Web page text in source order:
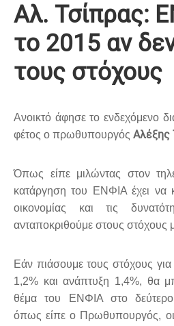
Aλ. Τσίπρας:
το 2015 αν
τους στόχους
Ανοικτό άφησε το ενδεχόμενο
φέτος ο πρωθυπουργός Αλέξης
Όπως είπε μιλώντας στον
κατάργηση του ΕΝΦΙΑ έχει να
οικονομίας και τις
ανταποκριθούμε στους στόχους
Εάν πιάσουμε τους στόχους
1,2% και ανάπτυξη 1,4%, θα
θέμα του ΕΝΦΙΑ στο δεύτερο
όπως είπε ο Πρωθυπουργός, οι